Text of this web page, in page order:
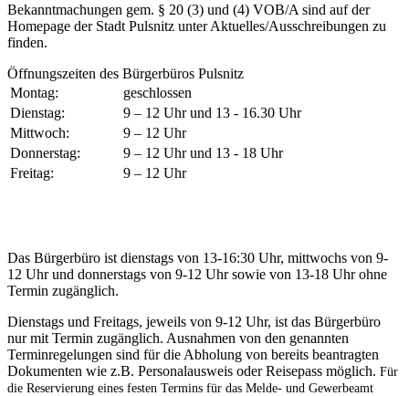
Bekanntmachungen gem. § 20 (3) und (4) VOB/A sind auf der
Homepage der Stadt Pulsnitz unter Aktuelles/Ausschreibungen zu
finden.
Öffnungszeiten des Bürgerbüros Pulsnitz
Montag:
geschlossen
Dienstag:
9 – 12 Uhr und 13 - 16.30 Uhr
Mittwoch:
9 – 12 Uhr
Donnerstag:
9 – 12 Uhr und 13 - 18 Uhr
Freitag:
9 – 12 Uhr
Das Bürgerbüro ist dienstags von 13-16:30 Uhr, mittwochs von 9-
12 Uhr und donnerstags von 9-12 Uhr sowie von 13-18 Uhr ohne
Termin zugänglich.
Dienstags und Freitags, jeweils von 9-12 Uhr, ist das Bürgerbüro
nur mit Termin zugänglich. Ausnahmen von den genannten
Terminregelungen sind für die Abholung von bereits beantragten
Dokumenten wie z.B. Personalausweis oder Reisepass möglich. Für
die Reservierung eines festen Termins für das Melde- und Gewerbeamt